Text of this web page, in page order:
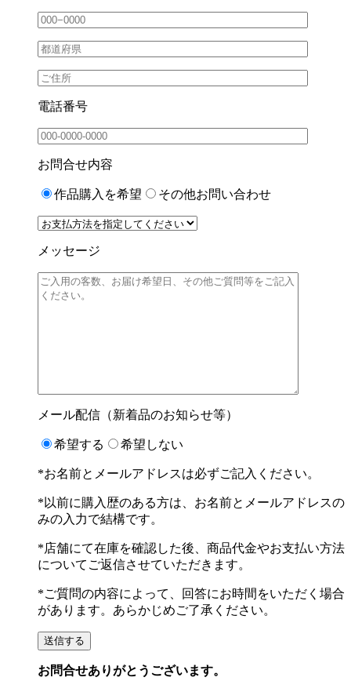
電話番号
お問合せ内容
作品購入を希望 その他お問い合わせ
メッセージ
メール配信（新着品のお知らせ等）
希望する 希望しない
*お名前とメールアドレスは必ずご記入ください。
*以前に購入歴のある方は、お名前とメールアドレスの
みの入力で結構です。
*店舗にて在庫を確認した後、商品代金やお支払い方法
についてご返信させていただきます。
*ご質問の内容によって、回答にお時間をいただく場合
があります。あらかじめご了承ください。
お問合せありがとうございます。